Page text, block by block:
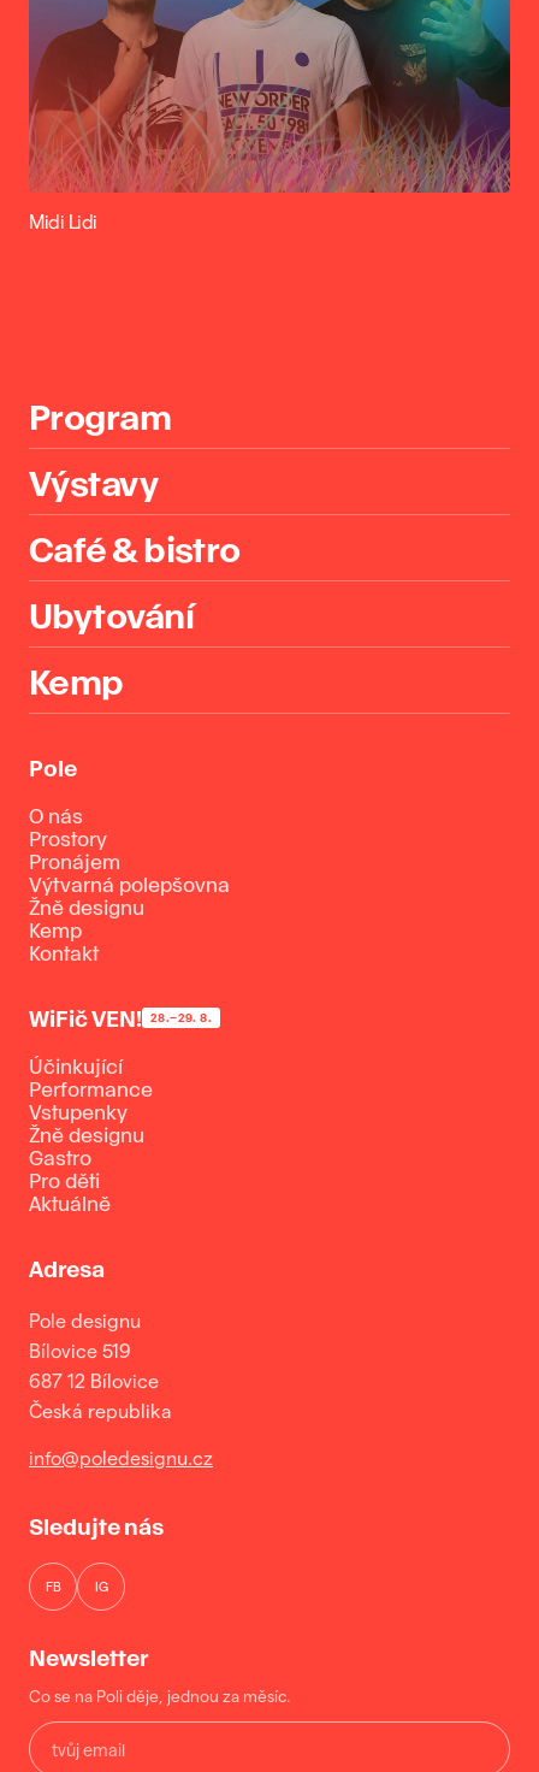
Midi Lidi
Program
Výstavy
Café & bistro
Ubytování
Kemp
Pole
O nás
Prostory
Pronájem
Výtvarná polepšovna
Žně designu
Kemp
Kontakt
WiFič VEN! 28.–29. 8.
Účinkující
Performance
Vstupenky
Žně designu
Gastro
Pro děti
Aktuálně
Adresa
Pole designu
Bílovice 519
687 12 Bílovice
Česká republika
info@poledesignu.cz
Sledujte nás
FB IG
Newsletter
Co se na Poli děje, jednou za měsíc.